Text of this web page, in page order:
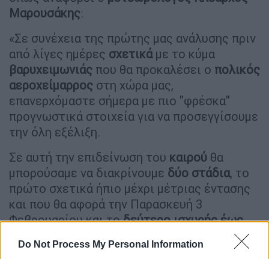
Do Not Process My Personal Information
Μαρουσάκης:
«Σε συνέχεια της πρώτης μας ανάλυσης πριν
από λίγες ημέρες σχετικάμε το κύμα
βαρυχειμωνιάς που θα προκαλέσει ο πολικός
αεροχείμαρρος στη χώρα μας,
επανερχόμαστε σήμερα με πιο "φρέσκα"
προγνωστικά στοιχεία για να προσεγγίσουμε
την όλη εξέλιξη.
Σε αυτή την επιδείνωση του καιρού θα
μπορούσαμε να διακρίνουμε δύο στάδια, το
πρώτο σχετικά ήπιο μέχρι μέτριας έντασης
και που θα αφορά την Παρασκευή 3
Φεβρουαρίου και τοδεύτερο ισχυρής έως
ικανό να φέρει και
προβλήματα και που αφορά το διάστημα